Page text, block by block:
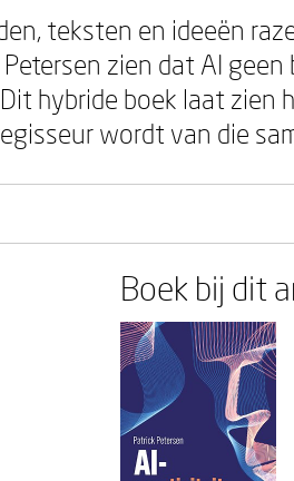
teksten en ideeën
zien dat AI geen
hybride boek laat zien
wordt van die
Boek bij dit